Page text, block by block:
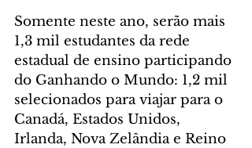
Somente neste ano, serão mais
1,3 mil estudantes da rede
estadual de ensino participando
do Ganhando o Mundo: 1,2 mil
selecionados para viajar para o
Canadá, Estados Unidos,
Irlanda, Nova Zelândia e Reino